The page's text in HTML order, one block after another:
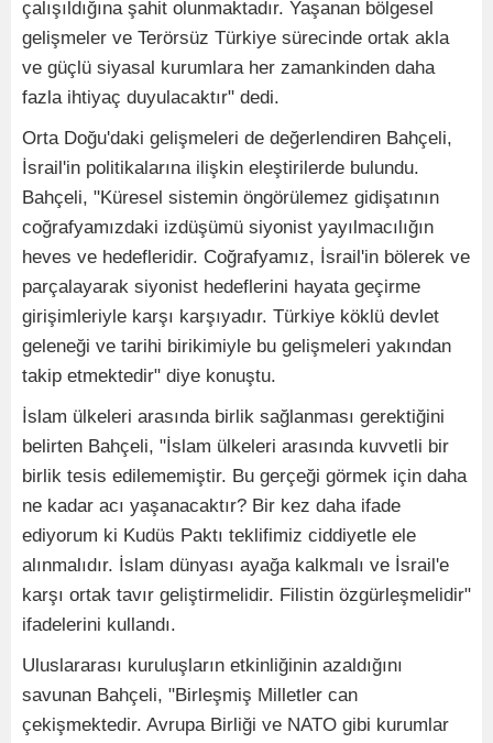
çalışıldığına şahit olunmaktadır. Yaşanan bölgesel
gelişmeler ve Terörsüz Türkiye sürecinde ortak akla
ve güçlü siyasal kurumlara her zamankinden daha
fazla ihtiyaç duyulacaktır" dedi.
Orta Doğu'daki gelişmeleri de değerlendiren Bahçeli,
İsrail'in politikalarına ilişkin eleştirilerde bulundu.
Bahçeli, "Küresel sistemin öngörülemez gidişatının
coğrafyamızdaki izdüşümü siyonist yayılmacılığın
heves ve hedefleridir. Coğrafyamız, İsrail'in bölerek ve
parçalayarak siyonist hedeflerini hayata geçirme
girişimleriyle karşı karşıyadır. Türkiye köklü devlet
geleneği ve tarihi birikimiyle bu gelişmeleri yakından
takip etmektedir" diye konuştu.
İslam ülkeleri arasında birlik sağlanması gerektiğini
belirten Bahçeli, "İslam ülkeleri arasında kuvvetli bir
birlik tesis edilememiştir. Bu gerçeği görmek için daha
ne kadar acı yaşanacaktır? Bir kez daha ifade
ediyorum ki Kudüs Paktı teklifimiz ciddiyetle ele
alınmalıdır. İslam dünyası ayağa kalkmalı ve İsrail'e
karşı ortak tavır geliştirmelidir. Filistin özgürleşmelidir"
ifadelerini kullandı.
Uluslararası kuruluşların etkinliğinin azaldığını
savunan Bahçeli, "Birleşmiş Milletler can
çekişmektedir. Avrupa Birliği ve NATO gibi kurumlar